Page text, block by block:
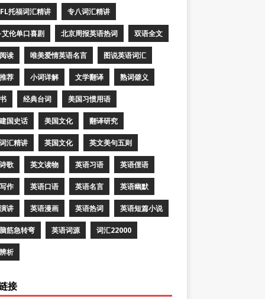
托福词汇精讲 专八词汇精讲
艾伦单口喜剧 北京周报英语热词 双语全文
读 唯美爱情英语名言 图说英语词汇
荐 小词详解 文学翻译 熟词僻义
经典台词 美国习惯用语
国史话 美国文化 翻译研究
汇精讲 英国文化 英文美句五则
歌 英文读物 英语习语 英语俚语
作 英语口语 英语名言 英语幽默
讲 英语漫画 英语热词 英语短篇小说
筋急转弯 英语词源 词汇22000
析
接